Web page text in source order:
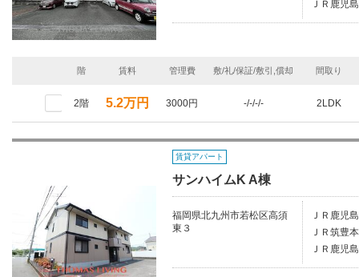
ＪＲ鹿児
階 賃料 管理費 敷/礼/保証/敷引,償却 間取り
2階 5.2万円 3000円 -/-/-/- 2LDK
賃貸アパート
サンハイムK A棟
福岡県北九州市若松区高須
東３
ＪＲ鹿児
ＪＲ筑豊
ＪＲ鹿児